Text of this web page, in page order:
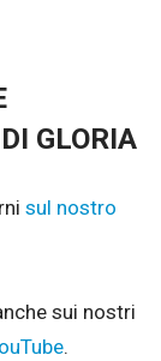
GLORIA
sul nostro
sui nostri
.